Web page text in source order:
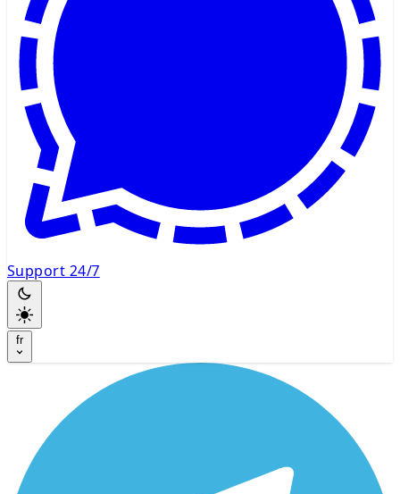
Support 24/7
fr